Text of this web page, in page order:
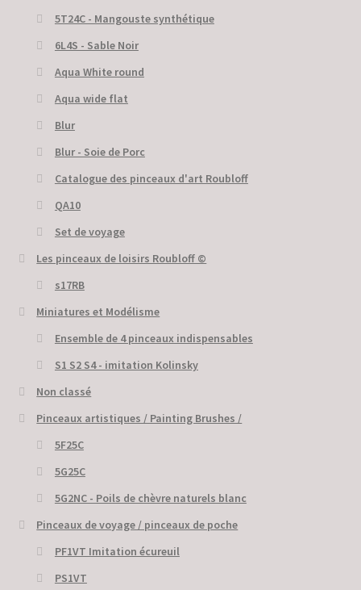
5Т24С - Mangouste synthétique
6L4S - Sable Noir
Aqua White round
Aqua wide flat
Blur
Blur - Soie de Porc
Catalogue des pinceaux d'art Roubloff
QA10
Set de voyage
Les pinceaux de loisirs Roubloff ©
s17RB
Miniatures et Modélisme
Ensemble de 4 pinceaux indispensables
S1 S2 S4 - imitation Kolinsky
Non classé
Pinceaux artistiques / Painting Brushes /
5F25C
5G25C
5G2NC - Poils de chèvre naturels blanc
Pinceaux de voyage / pinceaux de poche
PF1VT Imitation écureuil
PS1VT